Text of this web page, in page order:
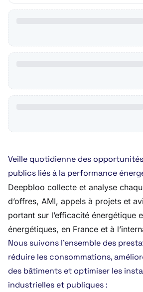
Veille quotidienne des
publics liés à la performance
Deepbloo collecte et analyse
d’offres, AMI, appels à projets et
portant sur l’efficacité énergétique
énergétiques, en France et à
Nous suivons l’ensemble des
réduire les consommations,
des bâtiments et optimiser les
industrielles et publiques :